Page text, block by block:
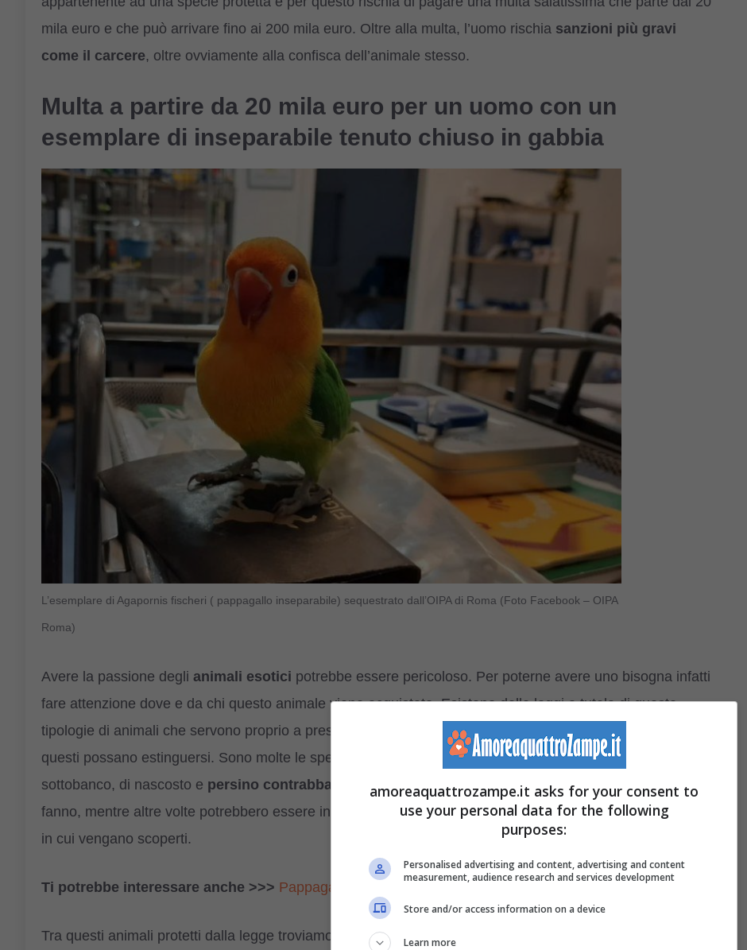
mila euro e che può arrivare fino ai 200 mila euro. Oltre alla multa, l’uomo rischia sanzioni più gravi
come il carcere, oltre ovviamente alla confisca dell’animale stesso.
Multa a partire da 20 mila euro per un uomo con un
esemplare di inseparabile tenuto chiuso in gabbia
L’esemplare di Agapornis fischeri ( pappagallo inseparabile) sequestrato dall’OIPA di Roma (Foto Facebook – OIPA
Roma)
Avere la passione degli animali esotici potrebbe essere pericoloso. Per poterne avere uno bisogna infatti
fare attenzione dove e da chi questo animale viene acquistato. Esistono delle leggi a tutela di queste
tipologie di animali che servono proprio a preservarne l’incolumità e ad evitare che, a causa del mercato,
questi possano estinguersi. Sono molte le specie protette che comunemente vengono vendute
sottobanco, di nascosto e persino contrabbandate
. A volte i compratori sono consapevoli di ciò che
fanno, mentre altre volte potrebbero essere inconsapevoli ma questo non li protegge dalla legge nel caso
in cui vengano scoperti.
Ti potrebbe interessare anche >>> Pappagallo in pericolo: l’animale era senza acqua e cibo da giorni
Tra questi animali protetti dalla legge troviamo anche gli Agapornis fischeri
amoreaquattrozampe.it asks for your consent to
use your personal data for the following
purposes:
Personalised advertising and content, advertising and content
measurement, audience research and services development
Store and/or access information on a device
Learn more